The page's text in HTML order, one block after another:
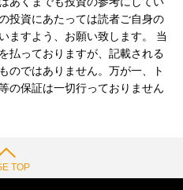
投資にあたっては読者ご自身の
ますよう、お願い致します。 当
払っておりますが、記載される
のではありません。万が一、ト
の保証は一切行っておりません
TOP